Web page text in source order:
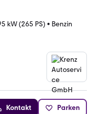
kW (265 PS) • Benzin
Kontakt Parken